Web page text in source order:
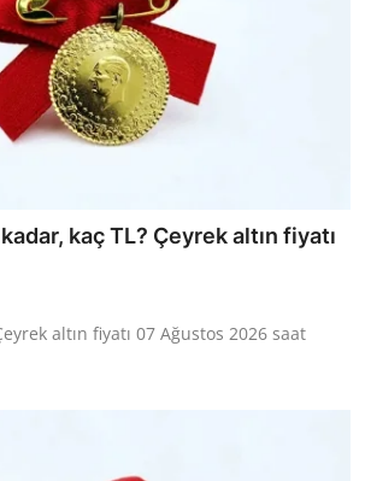
kaç TL? Çeyrek altın fiyatı
altın fiyatı 07 Ağustos 2026 saat